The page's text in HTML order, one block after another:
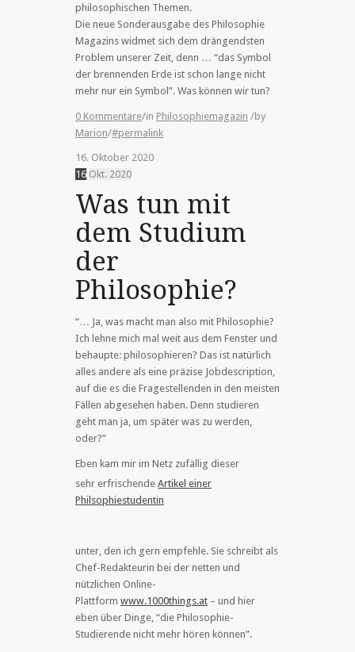
philosophischen Themen.
Die neue Sonderausgabe des Philosophie
Magazins widmet sich dem drängendsten
Problem unserer Zeit, denn … “das Symbol
der brennenden Erde ist schon lange nicht
mehr nur ein Symbol”. Was können wir tun?
0 Kommentare/in Philosophiemagazin /by
Marion/#permalink
16. Oktober 2020
16 Okt. 2020
Was tun mit
dem Studium
der
Philosophie?
“… Ja, was macht man also mit Philosophie?
Ich lehne mich mal weit aus dem Fenster und
behaupte: philosophieren? Das ist natürlich
alles andere als eine präzise Jobdescription,
auf die es die Fragestellenden in den meisten
Fällen abgesehen haben. Denn studieren
geht man ja, um später was zu werden,
oder?”
Eben kam mir im Netz zufällig dieser
sehr erfrischende Artikel einer
Philsophiestudentin
unter, den ich gern empfehle. Sie schreibt als
Chef-Redakteurin bei der netten und
nützlichen Online-
Plattform www.1000things.at – und hier
eben über Dinge, “die Philosophie-
Studierende nicht mehr hören können”.